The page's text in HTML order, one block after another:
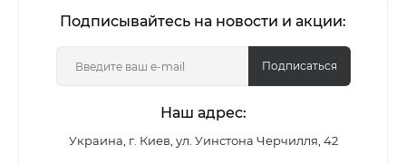
В категории представлены классические
покрытия с шиммером и глиттером - для
повседневного маникюра и выразительных
акцентных дизайнов.
Подписывайтесь на новости и акции:
Подписаться
Наш адрес:
Украина, г. Киев, ул. Уинстона Черчилля, 42